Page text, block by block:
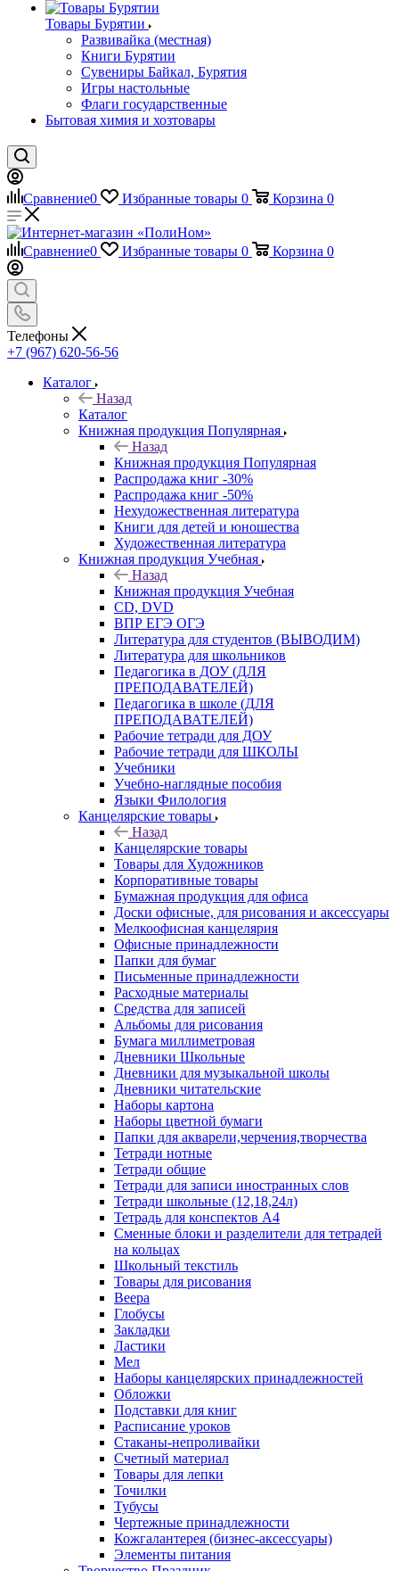
Товары Бурятии
Развивайка (местная)
Книги Бурятии
Сувениры Байкал, Бурятия
Игры настольные
Флаги государственные
Бытовая химия и хозтовары
Сравнение0 Избранные товары 0 Корзина 0
Сравнение0 Избранные товары 0 Корзина 0
Телефоны
+7 (967) 620-56-56
Каталог
Назад
Каталог
Книжная продукция Популярная
Назад
Книжная продукция Популярная
Распродажа книг -30%
Распродажа книг -50%
Нехудожественная литература
Книги для детей и юношества
Художественная литература
Книжная продукция Учебная
Назад
Книжная продукция Учебная
CD, DVD
ВПР ЕГЭ ОГЭ
Литература для студентов (ВЫВОДИМ)
Литература для школьников
Педагогика в ДОУ (ДЛЯ
ПРЕПОДАВАТЕЛЕЙ)
Педагогика в школе (ДЛЯ
ПРЕПОДАВАТЕЛЕЙ)
Рабочие тетради для ДОУ
Рабочие тетради для ШКОЛЫ
Учебники
Учебно-наглядные пособия
Языки Филология
Канцелярские товары
Назад
Канцелярские товары
Товары для Художников
Корпоративные товары
Бумажная продукция для офиса
Доски офисные, для рисования и аксессуары
Мелкоофисная канцелярия
Офисные принадлежности
Папки для бумаг
Письменные принадлежности
Расходные материалы
Средства для записей
Альбомы для рисования
Бумага миллиметровая
Дневники Школьные
Дневники для музыкальной школы
Дневники читательские
Наборы картона
Наборы цветной бумаги
Папки для акварели,черчения,творчества
Тетради нотные
Тетради общие
Тетради для записи иностранных слов
Тетради школьные (12,18,24л)
Тетрадь для конспектов А4
Сменные блоки и разделители для тетрадей
на кольцах
Школьный текстиль
Товары для рисования
Веера
Глобусы
Закладки
Ластики
Мел
Наборы канцелярских принадлежностей
Обложки
Подставки для книг
Расписание уроков
Стаканы-непроливайки
Счетный материал
Товары для лепки
Точилки
Тубусы
Чертежные принадлежности
Кожгалантерея (бизнес-аксессуары)
Элементы питания